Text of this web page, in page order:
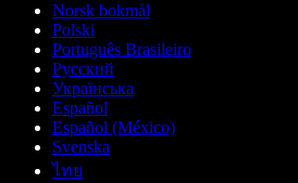
Norsk bokmål
Polski
Português Brasileiro
Русский
Українська
Español
Español (México)
Svenska
ไทย